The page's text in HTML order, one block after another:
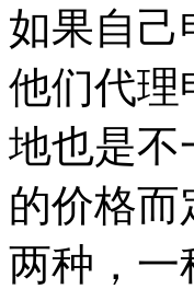
如果自己
他们代理
地也是不
的价格
两种，一